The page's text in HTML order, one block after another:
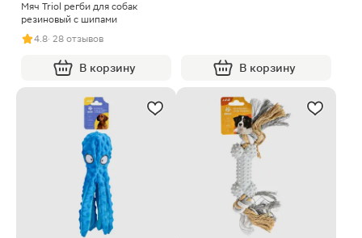
Мяч Triol регби для собак
резиновый с шипами
4.8· 28 отзывов
В корзину В корзину